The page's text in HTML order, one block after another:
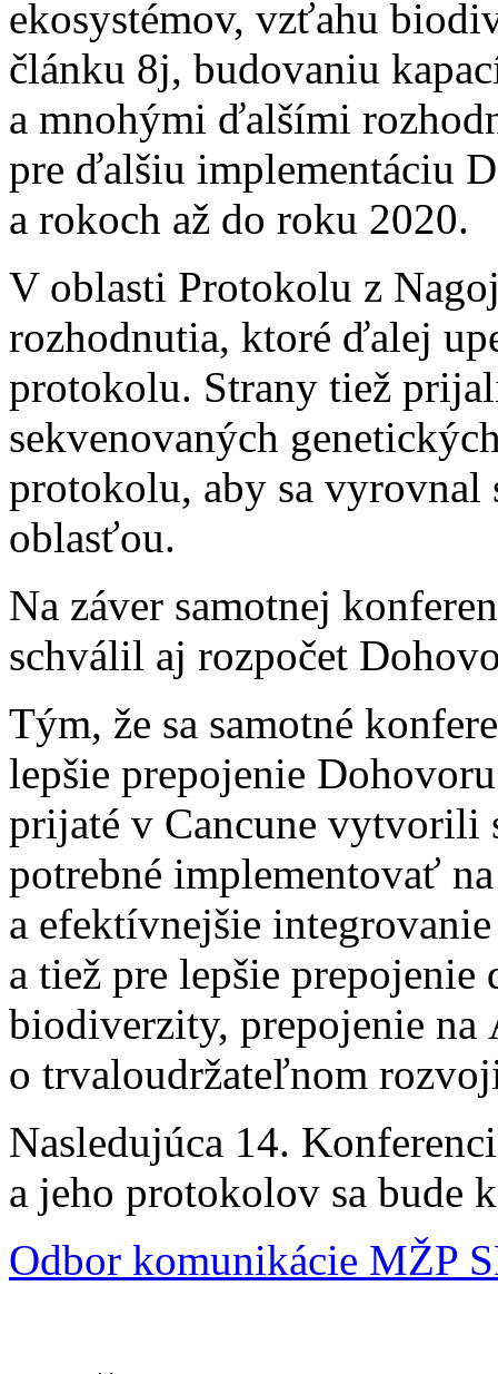
ekosystémov, vzťahu
článku 8j, budovaniu
a mnohými ďalšími
pre ďalšiu implementáciu
a rokoch až do roku 2020.
V oblasti Protokolu z
rozhodnutia, ktoré ďalej
protokolu. Strany tiež
sekvenovaných
protokolu, aby sa
oblasťou.
Na záver samotnej
schválil aj rozpočet
Tým, že sa samotné
lepšie prepojenie
prijaté v Cancune vytvorili
potrebné implementovať
a efektívnejšie
a tiež pre lepšie
biodiverzity, prepojenie na
o trvaloudržateľnom
Nasledujúca 14.
a jeho protokolov sa bude
Odbor komunikácie MŽP